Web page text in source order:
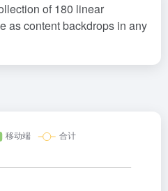
of 180 linear
as content backdrops in any